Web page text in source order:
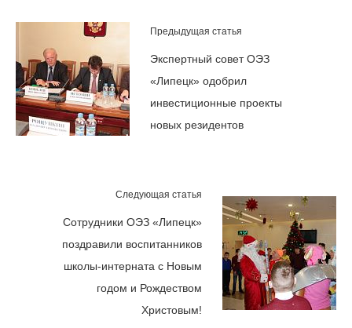
Предыдущая статья
Экспертный совет ОЭЗ
«Липецк» одобрил
инвестиционные проекты
новых резидентов
Следующая статья
Сотрудники ОЭЗ «Липецк»
поздравили воспитанников
школы-интерната с Новым
годом и Рождеством
Христовым!